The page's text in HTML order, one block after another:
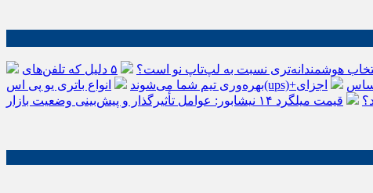
هوشمندانه‌تری نسبت به لپ‌تاپ نو است؟
۵ دلیل که تلفن‌های IP سیسکو باعث افزایش
بهره‌وری تیم شما می‌شوند
ساس
اجزای
قیمت میلگرد ۱۴ نیشابور: عوامل تأثیرگذار و پیش‌بینی وضعیت بازار